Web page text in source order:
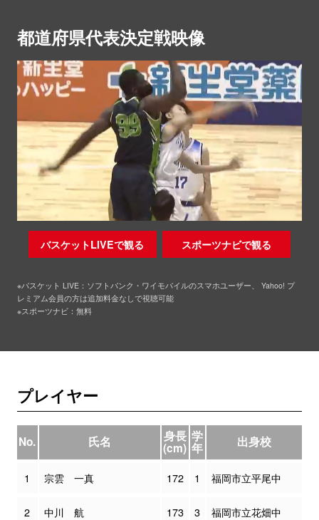
都道府県代表決定戦映像
バスケットLIVEで観る スポーツナビで観る
※バスケット LIVE：ソフトバンク・ワイモバイルのスマホユーザー、 Yahoo! プ
レミアム会員の方は追加料金なしで視聴可能
※スポーツナビ：無料
プレイヤー
No. 氏名 身長
(cm)
学
年 出身校
1 宗雲 一真 172 1 福岡市立平尾中
2 中川 航 173 3 福岡市立花畑中